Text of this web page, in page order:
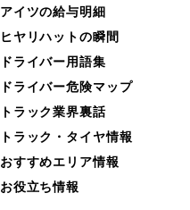
アイツの給与明細
ヒヤリハットの瞬間
ドライバー用語集
ドライバー危険マップ
トラック業界裏話
トラック・タイヤ情報
おすすめエリア情報
お役立ち情報